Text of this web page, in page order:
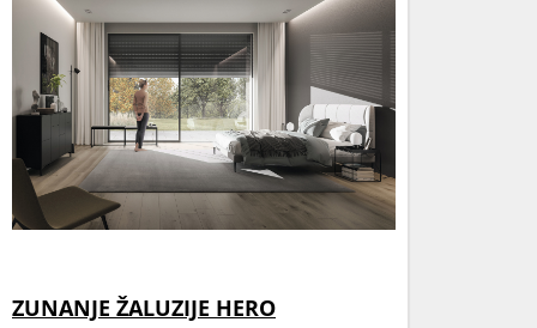
ZUNANJE ŽALUZIJE HERO